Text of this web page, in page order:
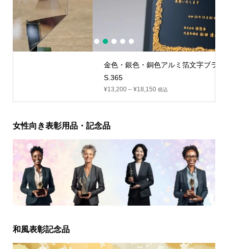
金色・銀色・銅色アルミ箔文字ブラックミラー盾：VO
1 2 3 4 5
女性向き表彰用品・記念品
和風表彰記念品